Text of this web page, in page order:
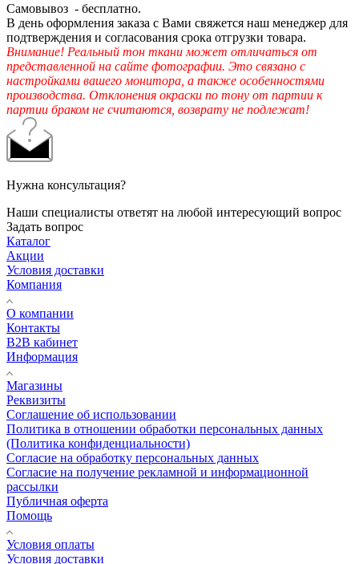
Самовывоз - бесплатно.
В день оформления заказа с Вами свяжется наш менеджер для
подтверждения и согласования срока отгрузки товара.
Внимание! Реальный тон ткани может отличаться от
представленной на сайте фотографии. Это связано с
настройками вашего монитора, а также особенностями
производства. Отклонения окраски по тону от партии к
партии браком не считаются, возврату не подлежат!
Нужна консультация?
Наши специалисты ответят на любой интересующий вопрос
Задать вопрос
Каталог
Акции
Условия доставки
Компания
О компании
Контакты
B2B кабинет
Информация
Магазины
Реквизиты
Соглашение об использовании
Политика в отношении обработки персональных данных
(Политика конфиденциальности)
Согласие на обработку персональных данных
Согласие на получение рекламной и информационной
рассылки
Публичная оферта
Помощь
Условия оплаты
Условия доставки